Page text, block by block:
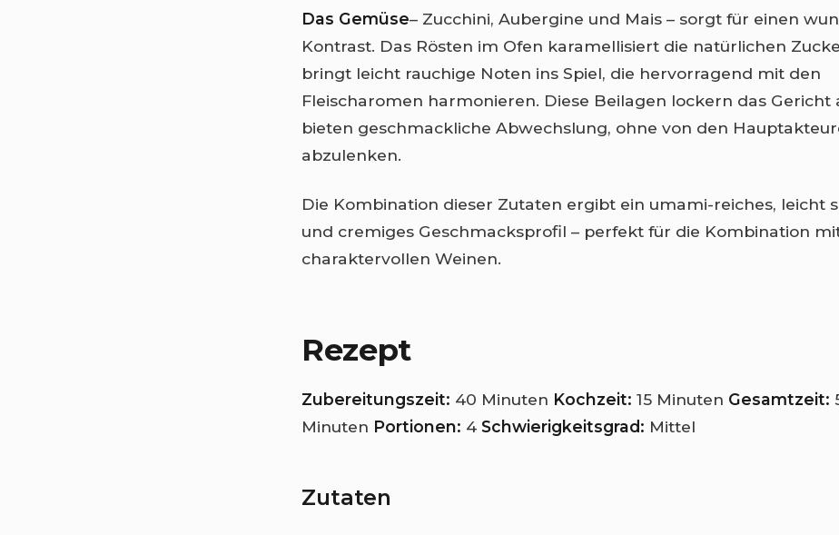
Das Gemüse– Zucchini, Aubergine und Mais – sorgt für einen
Kontrast. Das Rösten im Ofen karamellisiert die natürlichen
bringt leicht rauchige Noten ins Spiel, die hervorragend mit den
Fleischaromen harmonieren. Diese Beilagen lockern das Gericht
bieten geschmackliche Abwechslung, ohne von den
abzulenken.
Die Kombination dieser Zutaten ergibt ein umami-reiches, leicht
und cremiges Geschmacksprofil – perfekt für die Kombination
charaktervollen Weinen.
Rezept
Zubereitungszeit: 40 Minuten Kochzeit: 15 Minuten Gesamtzeit:
Minuten Portionen: 4 Schwierigkeitsgrad: Mittel
Zutaten